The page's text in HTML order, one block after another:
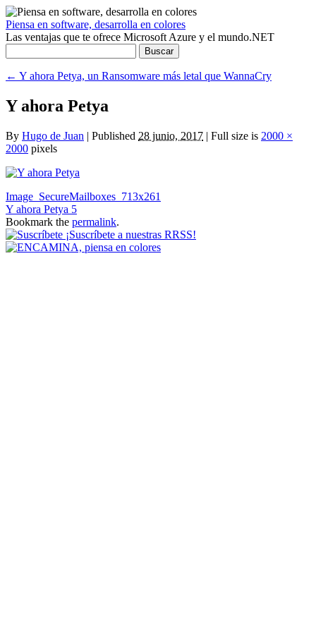
Piensa en software, desarrolla en colores
Las ventajas que te ofrece Microsoft Azure y el mundo.NET
← Y ahora Petya, un Ransomware más letal que WannaCry
Y ahora Petya
By Hugo de Juan | Published 28 junio, 2017 | Full size is 2000 ×
2000 pixels
Image_SecureMailboxes_713x261
Y ahora Petya 5
Bookmark the permalink.
¡Suscríbete a nuestras RRSS!